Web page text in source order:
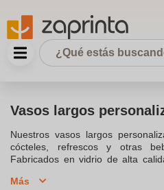
Vasos largos
Nuestros vasos largos
cócteles, refrescos y otras
Fabricados en vidrio de alta
personalizarlos con el logotipo
Más